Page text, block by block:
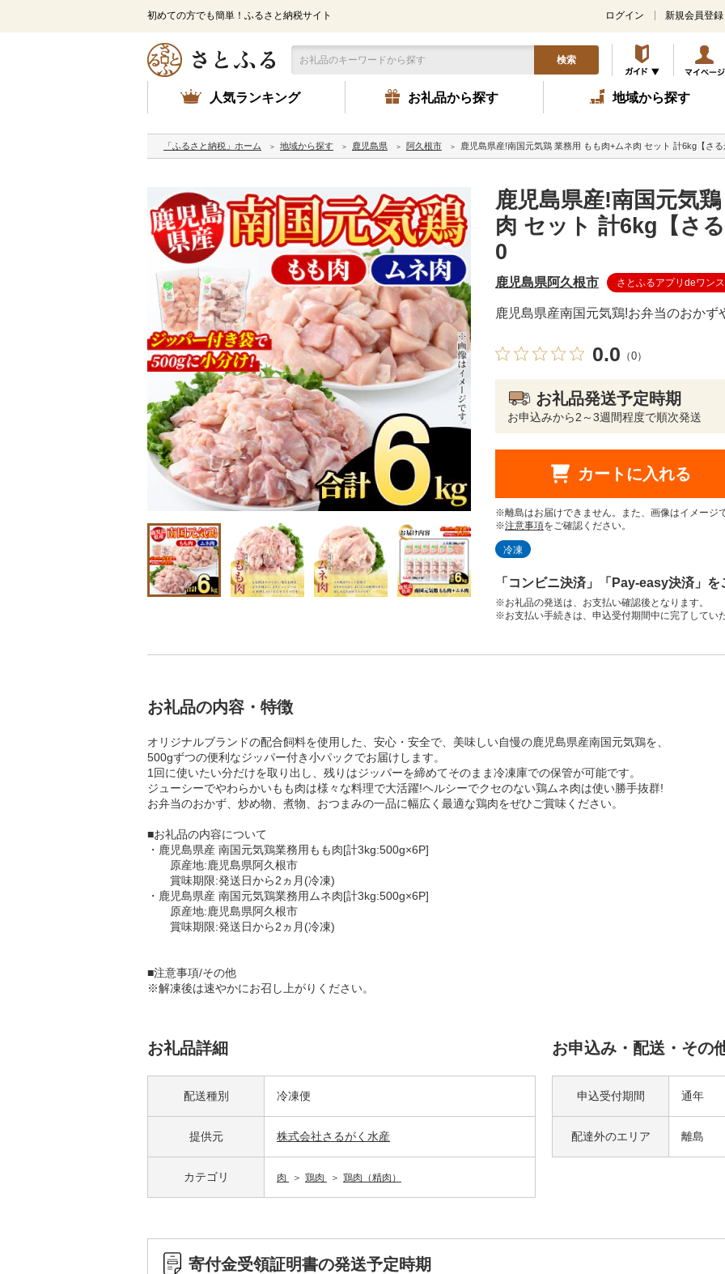
初めての方でも簡単！ふるさと納税サイト ログイン 新規会員登録
検索
人気ランキング お礼品から探す 地域から探す
「ふるさと納税」ホーム 地域から探す 鹿児島県 阿久根市 鹿児島県産!南国元気鶏 業務用 もも肉+ムネ肉 セット 計6kg【さ
鹿児島県産!南国元気
肉 セット 計6kg【さ
0
鹿児島県阿久根市 さとふるアプリdeワン
鹿児島県産南国元気鶏!お弁当のおかず
0.0 （0）
お礼品発送予定時期
お申込みから2～3週間程度で順次発送
カートに入れる
※離島はお届けできません。また、画像はイメージ
※注意事項をご確認ください。
冷凍
「コンビニ決済」「Pay-easy決済」
※お礼品の発送は、お支払い確認後となります。
※お支払い手続きは、申込受付期間中に完了してい
お礼品の内容・特徴
オリジナルブランドの配合飼料を使用した、安心・安全で、美味しい自慢の鹿児島県産南国元気鶏を、
500gずつの便利なジッパー付き小パックでお届けします。
1回に使いたい分だけを取り出し、残りはジッパーを締めてそのまま冷凍庫での保管が可能です。
ジューシーでやわらかいもも肉は様々な料理で大活躍!ヘルシーでクセのない鶏ムネ肉は使い勝手抜群!
お弁当のおかず、炒め物、煮物、おつまみの一品に幅広く最適な鶏肉をぜひご賞味ください。
■お礼品の内容について
・鹿児島県産 南国元気鶏業務用もも肉[計3kg:500g×6P]
原産地:鹿児島県阿久根市
賞味期限:発送日から2ヵ月(冷凍)
・鹿児島県産 南国元気鶏業務用ムネ肉[計3kg:500g×6P]
原産地:鹿児島県阿久根市
賞味期限:発送日から2ヵ月(冷凍)
■注意事項/その他
※解凍後は速やかにお召し上がりください。
お礼品詳細
配送種別 冷凍便
提供元 株式会社さるがく水産
カテゴリ 肉 鶏肉 鶏肉（精肉）
お申込み・配送・その
申込受付期間 通年
配達外のエリア 離島
寄付金受領証明書の発送予定時期